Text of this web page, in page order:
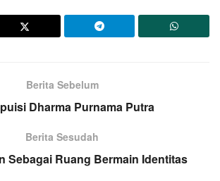
Berita Sebelum
Dharma Purnama Putra
Berita Sesudah
Sebagai Ruang Bermain Identitas